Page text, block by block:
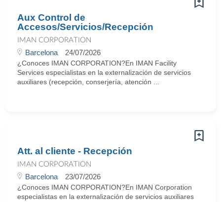
Aux Control de
Accesos/Servicios/Recepción
IMAN CORPORATION
Barcelona 24/07/2026
¿Conoces IMAN CORPORATION?En IMAN Facility
Services especialistas en la externalización de servicios
auxiliares (recepción, conserjería, atención ...
Att. al cliente - Recepción
IMAN CORPORATION
Barcelona 23/07/2026
¿Conoces IMAN CORPORATION?En IMAN Corporation
especialistas en la externalización de servicios auxiliares